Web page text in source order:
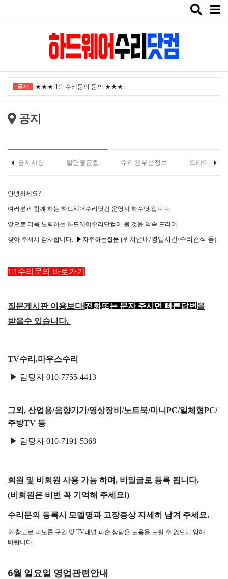
Toggle
공지 ★★★ 1:1 수리문의 문의 ★★★
2024년 한가위 휴일 안내
"노트북부서" 1월 임시휴가 안내
2025년 8월 휴가안내입니다.
2024년 한가위 휴일 안내
공지
공지사항 알면좋은팁 수리용부품정보 드라이버
안녕하세요?
여러분과 함께 하는 하드웨어수리닷컴 운영자 하수닷 입니다.
앞으로 더욱 노력하는 하드웨어수리닷컴이 될 것을 약속 드리며,
찾아 주셔서 감사합니다. ▶자주하는질문 (위치안내/영업시간/수리견적 등)
1:1수리문의 바로가기
질문게시판 이용보다 전화또는 문자 주시면 빠른답변 을
받을수 있습니다.
TV수리,마우스수리
▶ 담당자 010-7755-4413
그외, 산업용/음향기기/영상장비/노트북/미니PC/일체형PC/
주방TV 등
▶ 담당자 010-7191-5368
회원 및 비회원 사용 가능 하며, 비밀글로 등록 됩니다.
(비회원은 비번 꼭 기억해 주세요!)
수리문의 등록시 모델명과 고장증상자세히 남겨 주세요.
※ 참고로 리모콘 구입 및 TV패널 파손 상담은 도움을 드릴 수 없으니 양해
바랍니다.
6월 일요일 영업관련안내